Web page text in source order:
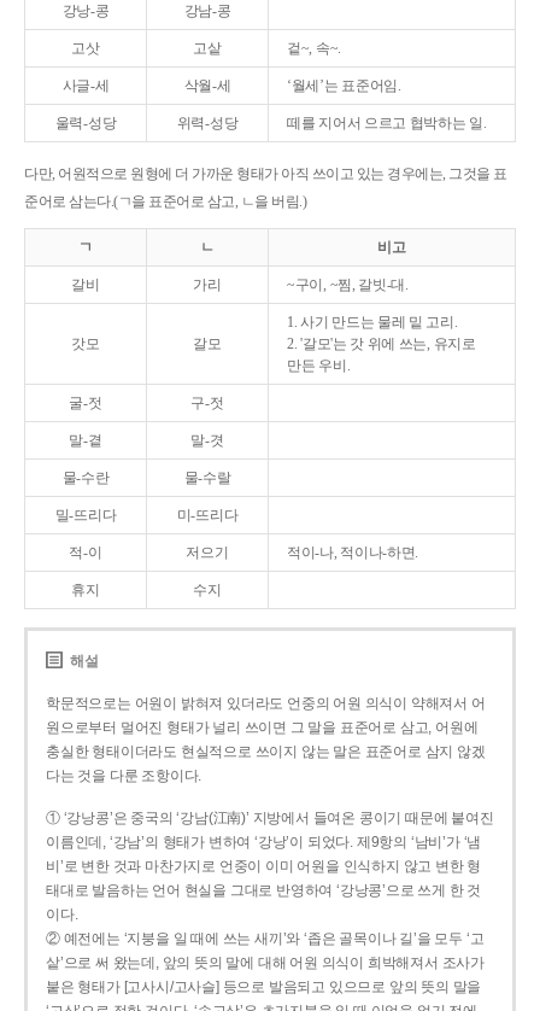
강낭-콩 강남-콩
고삿 고샅 겉~, 속~.
사글-세 삭월-세 ‘월세’는 표준어임.
울력-성당 위력-성당 떼를 지어서 으르고 협박하는 일.
다만, 어원적으로 원형에 더 가까운 형태가 아직 쓰이고 있는 경우에는, 그것을 표
준어로 삼는다.(ㄱ을 표준어로 삼고, ㄴ을 버림.)
ㄱ ㄴ 비고
갈비 가리 ~구이, ~찜, 갈빗-대.
갓모 갈모
1. 사기 만드는 물레 밑 고리.
2. '갈모'는 갓 위에 쓰는, 유지로
만든 우비.
굴-젓 구-젓
말-곁 말-겻
물-수란 물-수랄
밀-뜨리다 미-뜨리다
적-이 저으기 적이-나, 적이나-하면.
휴지 수지
해설
학문적으로는 어원이 밝혀져 있더라도 언중의 어원 의식이 약해져서 어
원으로부터 멀어진 형태가 널리 쓰이면 그 말을 표준어로 삼고, 어원에
충실한 형태이더라도 현실적으로 쓰이지 않는 말은 표준어로 삼지 않겠
다는 것을 다룬 조항이다.
① ‘강낭콩’은 중국의 ‘강남(江南)’ 지방에서 들여온 콩이기 때문에 붙여진
이름인데, ‘강남’의 형태가 변하여 ‘강낭’이 되었다. 제9항의 ‘남비’가 ‘냄
비’로 변한 것과 마찬가지로 언중이 이미 어원을 인식하지 않고 변한 형
태대로 발음하는 언어 현실을 그대로 반영하여 ‘강낭콩’으로 쓰게 한 것
이다.
② 예전에는 ‘지붕을 일 때에 쓰는 새끼’와 ‘좁은 골목이나 길’을 모두 ‘고
샅’으로 써 왔는데, 앞의 뜻의 말에 대해 어원 의식이 희박해져서 조사가
붙은 형태가 [고사시/고사슬] 등으로 발음되고 있으므로 앞의 뜻의 말을